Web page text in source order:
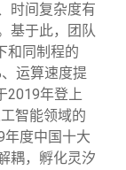
时间复杂度有
基于此，团队
和同制程的
运算速度提
2019年登上
智能领域的
年度中国十大
耦，孵化灵汐